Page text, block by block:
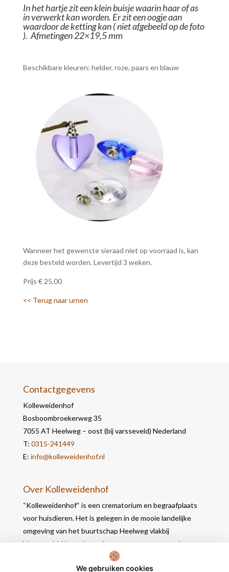
In het hartje zit een klein buisje waarin haar of as
in verwerkt kan worden. Er zit een oogje aan
waardoor de ketting kan ( niet afgebeeld op de foto
). Afmetingen 22×19,5 mm
Beschikbare kleuren: helder, roze, paars en blauw
Wanneer het gewenste sieraad niet op voorraad is, kan
deze besteld worden. Levertijd 3 weken.
Prijs € 25,00
<< Terug naar urnen
Contactgegevens
Kolleweidenhof
Bosboombroekerweg 35
7055 AT Heelweg – oost (bij varsseveld) Nederland
T: 0315-241449
E: info@kolleweidenhof.nl
Over Kolleweidenhof
“Kolleweidenhof“ is een crematorium en begraafplaats
voor huisdieren. Het is gelegen in de mooie landelijke
omgeving van het buurtschap Heelweg vlakbij
Varsseveld. Het gebouw bevat naast een crematie- en
werkruimte, 2 opbaarruimtes waar u in alle rust nog
afscheid kunt nemen.We gebruiken cookies